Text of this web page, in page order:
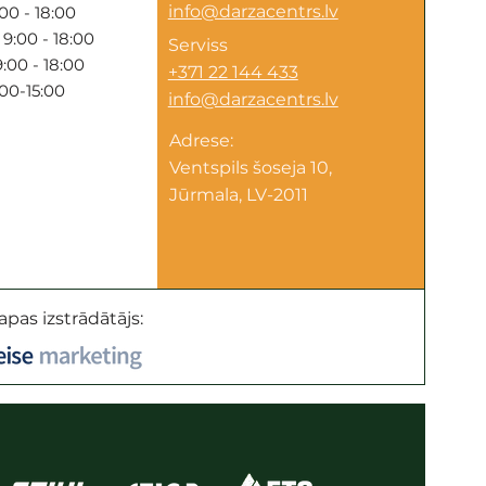
- 18:00
- 18:00
- 18:00
15:00
info@darzacentrs.lv
Serviss
+371 22 144 433
info@darzacentrs.lv
Adrese:
Ventspils šoseja 10,
Jūrmala, LV-2011
izstrādātājs: